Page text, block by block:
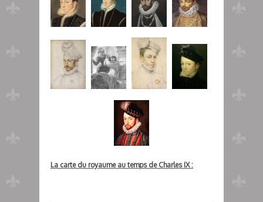
La carte du royaume au temps de Charles IX :